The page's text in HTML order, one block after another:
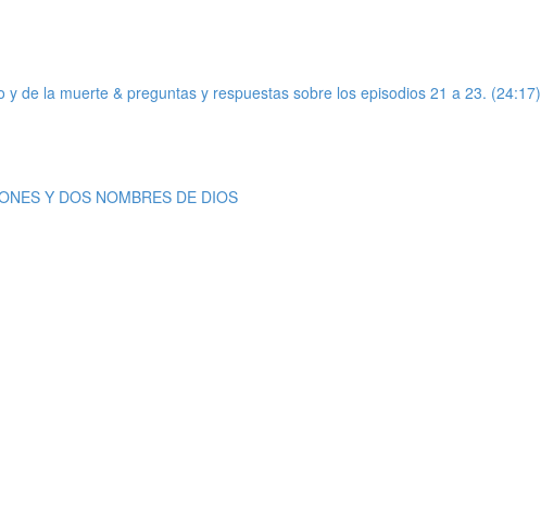
de la muerte & preguntas y respuestas sobre los episodios 21 a 23. (24:17)
Y DOS NOMBRES DE DIOS